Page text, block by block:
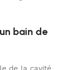
bain de